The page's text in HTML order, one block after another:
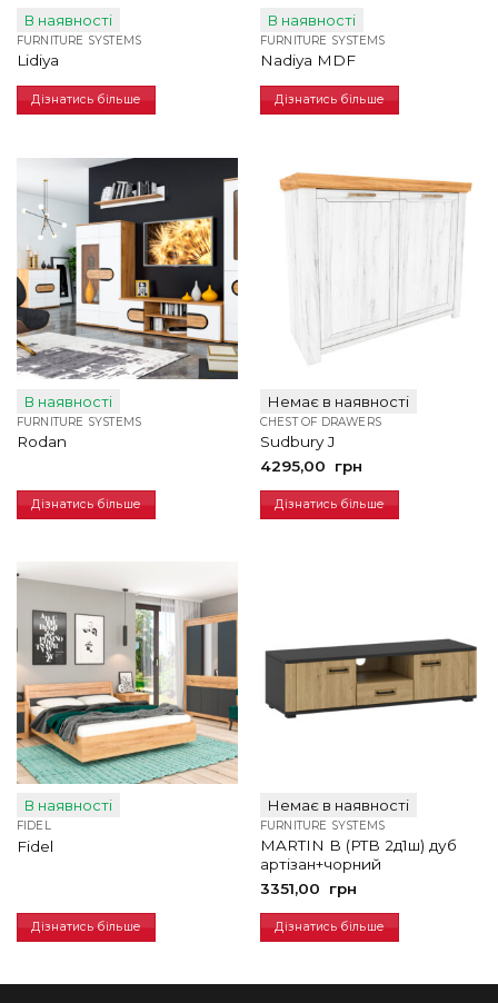
В наявності
FURNITURE SYSTEMS
Lidiya
Дізнатись більше
В наявності
FURNITURE SYSTEMS
Nadiya MDF
Дізнатись більше
В наявності
FURNITURE SYSTEMS
Rodan
Дізнатись більше
Немає в наявності
CHEST OF DRAWERS
Sudbury J
4295,00
грн
Дізнатись більше
В наявності
FIDEL
Fidel
Дізнатись більше
Немає в наявності
FURNITURE SYSTEMS
MARTIN B (PTB 2д1ш) дуб
артізан+чорний
3351,00
грн
Дізнатись більше